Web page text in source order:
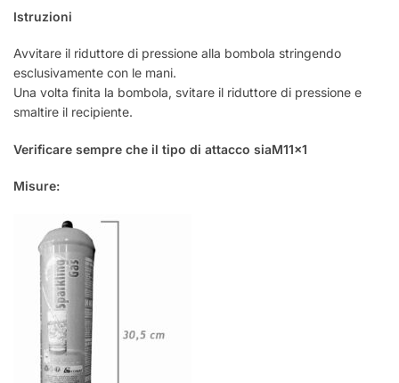
Istruzioni
Avvitare il riduttore di pressione alla bombola stringendo
esclusivamente con le mani.
Una volta finita la bombola, svitare il riduttore di pressione e
smaltire il recipiente.
Verificare sempre che il tipo di attacco siaM11x1
Misure: